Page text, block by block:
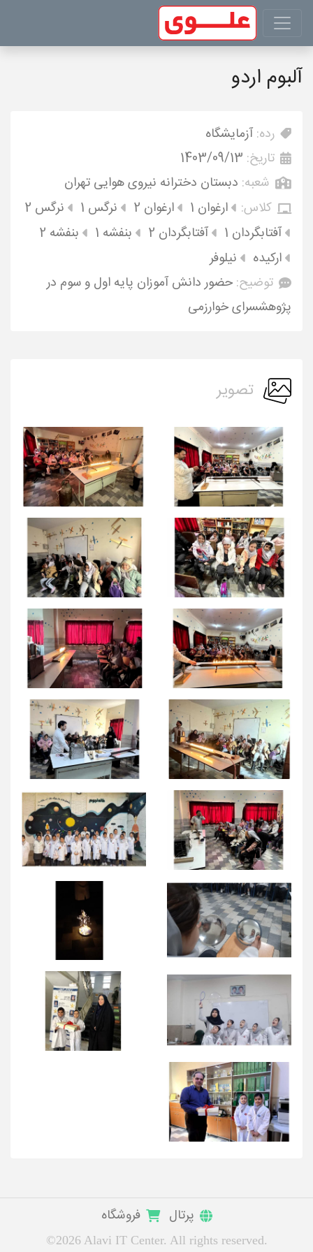
آلبوم اردو
رده: آزمایشگاه
تاریخ: 1403/09/13
شعبه: دبستان دخترانه نیروی هوایی تهران
کلاس:
ارغوان 1 ارغوان 2 نرگس 1
نرگس 2
آفتابگردان 1
آفتابگردان 2 بنفشه 1
بنفشه 2
ارکیده
نیلوفر
توضیح: حضور دانش آموزان پایه اول و سوم در
پژوهشسرای خوارزمی
تصویر
پرتال فروشگاه
©2026 Alavi IT Center. All rights reserved.